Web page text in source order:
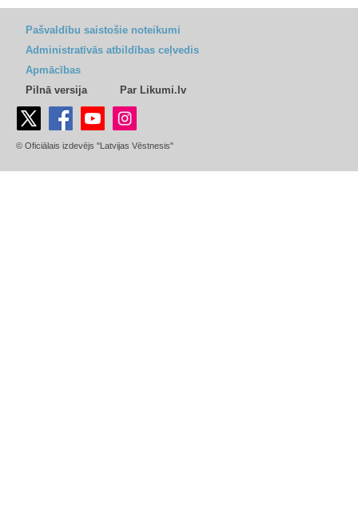
Pašvaldību saistošie noteikumi
Administratīvās atbildības ceļvedis
Apmācības
Pilnā versija
Par Likumi.lv
© Oficiālais izdevējs "Latvijas Vēstnesis"